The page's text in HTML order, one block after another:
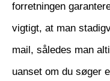
forretningen
vigtigt, at man
mail, således man
uanset om du søger